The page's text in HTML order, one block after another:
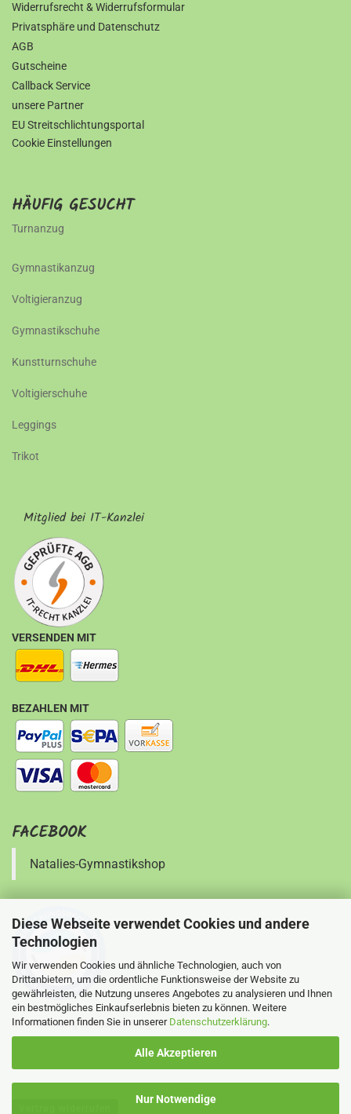
Diese Webseite verwendet Cookies und andere
Technologien
Wir verwenden Cookies und ähnliche Technologien, auch von
Drittanbietern, um die ordentliche Funktionsweise der Website zu
gewährleisten, die Nutzung unseres Angebotes zu analysieren und Ihnen
ein bestmögliches Einkaufserlebnis bieten zu können. Weitere
Informationen finden Sie in unserer Datenschutzerklärung.
Alle Akzeptieren
Nur Notwendige
Widerrufsrecht & Widerrufsformular
Privatsphäre und Datenschutz
AGB
Gutscheine
Callback Service
unsere Partner
EU Streitschlichtungsportal
Cookie Einstellungen
HÄUFIG GESUCHT
Turnanzug
Gymnastikanzug
Voltigieranzug
Gymnastikschuhe
Kunstturnschuhe
Voltigierschuhe
Leggings
Trikot
Mitglied bei IT-Kanzlei
VERSENDEN MIT
BEZAHLEN MIT
FACEBOOK
Natalies-Gymnastikshop
Ihre Meinung ist uns wichtig !